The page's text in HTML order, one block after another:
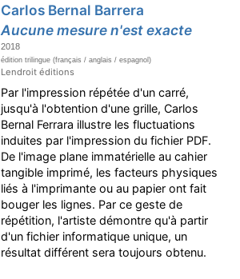
Carlos Bernal Barrera
Aucune mesure n'est exacte
2018
édition trilingue (français / anglais / espagnol)
Lendroit éditions
Par l'impression répétée d'un carré,
jusqu'à l'obtention d'une grille, Carlos
Bernal Ferrara illustre les fluctuations
induites par l'impression du fichier PDF.
De l'image plane immatérielle au cahier
tangible imprimé, les facteurs physiques
liés à l'imprimante ou au papier ont fait
bouger les lignes. Par ce geste de
répétition, l'artiste démontre qu'à partir
d'un fichier informatique unique, un
résultat différent sera toujours obtenu.